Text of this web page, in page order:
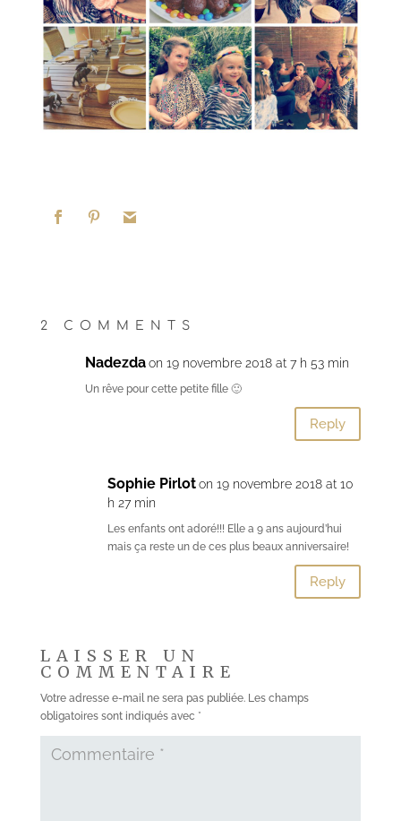
2 COMMENTS
Nadezda on 19 novembre 2018 at 7 h 53 min
Un rêve pour cette petite fille 🙂
Reply
Sophie Pirlot on 19 novembre 2018 at 10
h 27 min
Les enfants ont adoré!!! Elle a 9 ans aujourd’hui
mais ça reste un de ces plus beaux anniversaire!
Reply
LAISSER UN
COMMENTAIRE
Votre adresse e-mail ne sera pas publiée. Les champs
obligatoires sont indiqués avec *